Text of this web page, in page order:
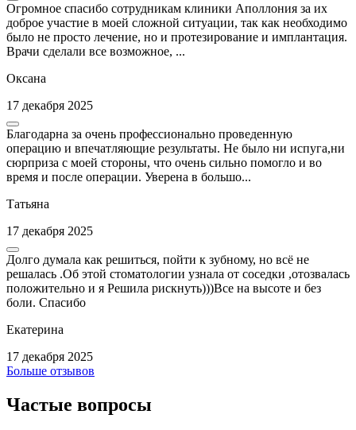
Огромное спасибо сотрудникам клиники Аполлония за их
доброе участие в моей сложной ситуации, так как необходимо
было не просто лечение, но и протезирование и имплантация.
Врачи сделали все возможное, ...
Оксана
17 декабря 2025
Благодарна за очень профессионально проведенную
операцию и впечатляющие результаты. Не было ни испуга,ни
сюрприза с моей стороны, что очень сильно помогло и во
время и после операции. Уверена в большо...
Татьяна
17 декабря 2025
Долго думала как решиться, пойти к зубному, но всё не
решалась .Об этой стоматологии узнала от соседки ,отозвалась
положительно и я Решила рискнуть)))Все на высоте и без
боли. Спасибо
Екатерина
17 декабря 2025
Больше отзывов
Частые вопросы